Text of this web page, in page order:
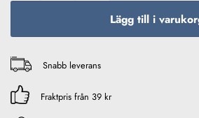
Lägg till i
Snabb leverans
Fraktpris från 39 kr